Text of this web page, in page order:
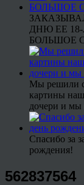
ДНЮ ЕЕ
БОЛЬШОЕ
Мы решили
картины
дочери и мы
Спасибо за
рождения!
562837564